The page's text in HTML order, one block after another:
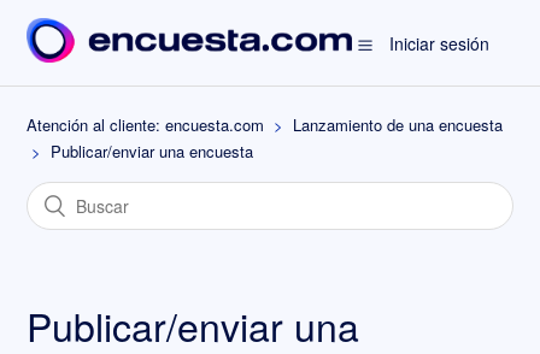
Iniciar sesión
Atención al cliente: encuesta.com
Lanzamiento de una encuesta
Publicar/enviar una encuesta
Publicar/enviar una